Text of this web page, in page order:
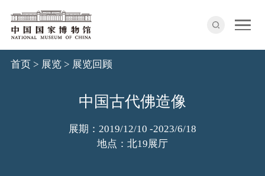
首页> 展览> 展览回顾
中国古代佛造像
展期：2019/12/10 -2023/6/18
地点：北19展厅